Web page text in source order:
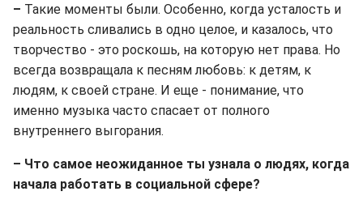
– Такие моменты были. Особенно, когда усталость и
реальность сливались в одно целое, и казалось, что
творчество - это роскошь, на которую нет права. Но
всегда возвращала к песням любовь: к детям, к
людям, к своей стране. И еще - понимание, что
именно музыка часто спасает от полного
внутреннего выгорания.
– Что самое неожиданное ты узнала о людях, когда
начала работать в социальной сфере?